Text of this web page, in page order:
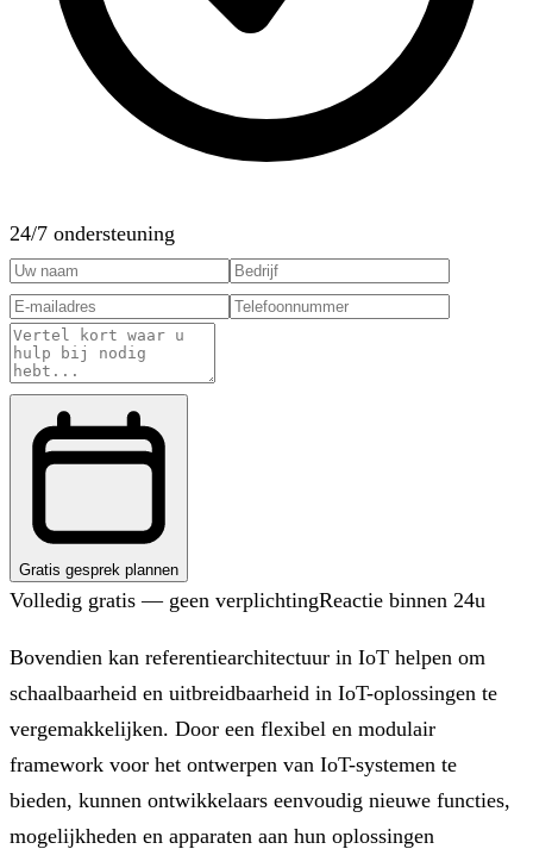
24/7 ondersteuning
Gratis gesprek plannen
Volledig gratis — geen verplichtingReactie binnen 24u
Bovendien kan referentiearchitectuur in IoT helpen om
schaalbaarheid en uitbreidbaarheid in IoT-oplossingen te
vergemakkelijken. Door een flexibel en modulair
framework voor het ontwerpen van IoT-systemen te
bieden, kunnen ontwikkelaars eenvoudig nieuwe functies,
mogelijkheden en apparaten aan hun oplossingen